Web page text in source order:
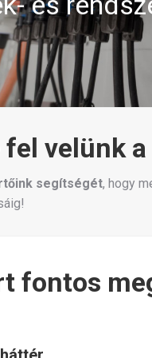
össze kell hangolni. A
optimalizáltak, így
kompatibilitási
fel velünk
segítségét, hogy
fontos